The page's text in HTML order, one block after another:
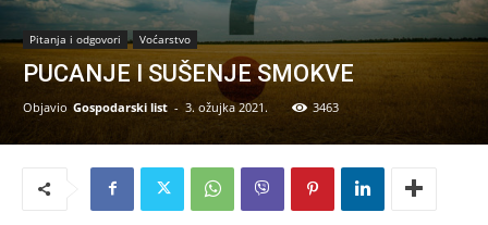
Pitanja i odgovori Voćarstvo
PUCANJE I SUŠENJE SMOKVE
Objavio Gospodarski list - 3. ožujka 2021. 3463